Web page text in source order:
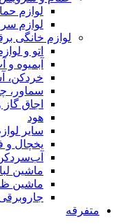
لوازم
لوازم
لوازم خانگی
اتو و
آبمیوه
خردکن،
سماور،
اجاق
هود
سایر
یخچال و
ماشین
ماشین
متفرقه